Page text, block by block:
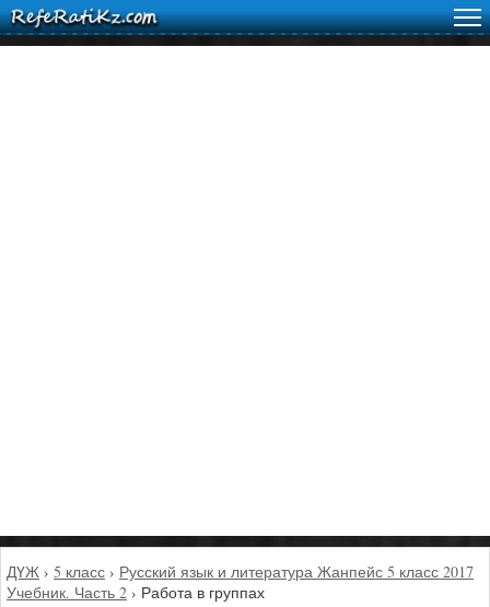
ДҮЖ › 5 класс › Русский язык и литература Жанпейс 5 класс 2017
Учебник. Часть 2 › Работа в группах